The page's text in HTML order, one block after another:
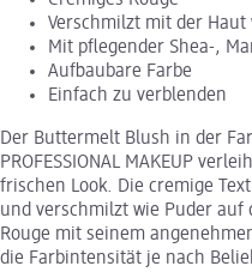
Verschmilzt mit der Haut
Mit pflegender Shea-,
Aufbaubare Farbe
Einfach zu verblenden
Der Buttermelt Blush in der
PROFESSIONAL MAKEUP
frischen Look. Die cremige
und verschmilzt wie Puder auf
Rouge mit seinem
die Farbintensität je nach